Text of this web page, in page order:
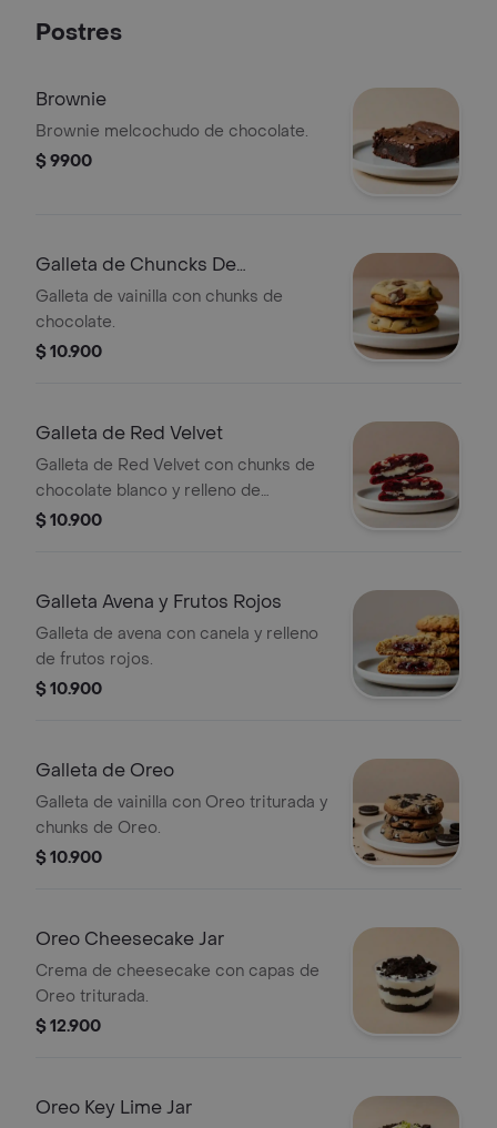
Postres
Brownie
Brownie melcochudo de chocolate.
$ 9900
Galleta de Chuncks De
Chocolate
Galleta de vainilla con chunks de
chocolate.
$ 10.900
Galleta de Red Velvet
Galleta de Red Velvet con chunks de
chocolate blanco y relleno de
Cheesecake.
$ 10.900
Galleta Avena y Frutos Rojos
Galleta de avena con canela y relleno
de frutos rojos.
$ 10.900
Galleta de Oreo
Galleta de vainilla con Oreo triturada y
chunks de Oreo.
$ 10.900
Oreo Cheesecake Jar
Crema de cheesecake con capas de
Oreo triturada.
$ 12.900
Oreo Key Lime Jar